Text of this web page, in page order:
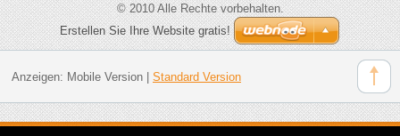
© 2010 Alle Rechte vorbehalten.
Erstellen Sie Ihre Website gratis!
Anzeigen: Mobile Version| Standard Version